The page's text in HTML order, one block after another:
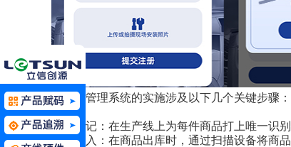
防窜货管理系统的实施涉及以下几个关键步骤：
商品标记：在生产线上为每件商品打上唯一识别
数据录入：在商品出库时，通过扫描设备将商